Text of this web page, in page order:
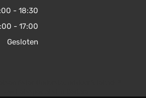
- 18:30
- 17:00
Gesloten